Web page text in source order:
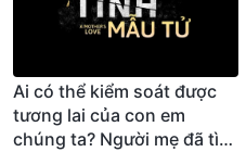
Ai có thể kiểm soát được
tương lai của con em
chúng ta? Người mẹ đã tìm